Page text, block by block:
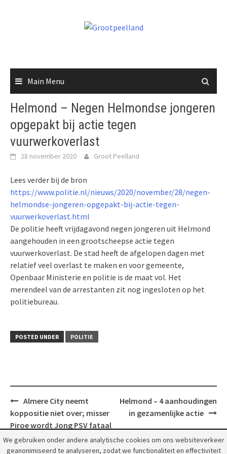
Main Menu
Helmond – Negen Helmondse jongeren
opgepakt bij actie tegen
vuurwerkoverlast
28 november 2020 Groot Peelland
Lees verder bij de bron
https://www.politie.nl/nieuws/2020/november/28/negen-
helmondse-jongeren-opgepakt-bij-actie-tegen-
vuurwerkoverlast.html
De politie heeft vrijdagavond negen jongeren uit Helmond
aangehouden in een grootscheepse actie tegen
vuurwerkoverlast. De stad heeft de afgelopen dagen met
relatief veel overlast te maken en voor gemeente,
Openbaar Ministerie en politie is de maat vol. Het
merendeel van de arrestanten zit nog ingesloten op het
politiebureau.
POSTED UNDER POLITIE
Post
navigation
Almere City neemt
koppositie niet over; misser
Piroe wordt Jong PSV fataal
Helmond – 4 aanhoudingen
in gezamenlijke actie
We gebruiken onder andere analytische cookies om ons websiteverkeer
geanonimiseerd te analyseren, zodat we functionaliteit en effectiviteit